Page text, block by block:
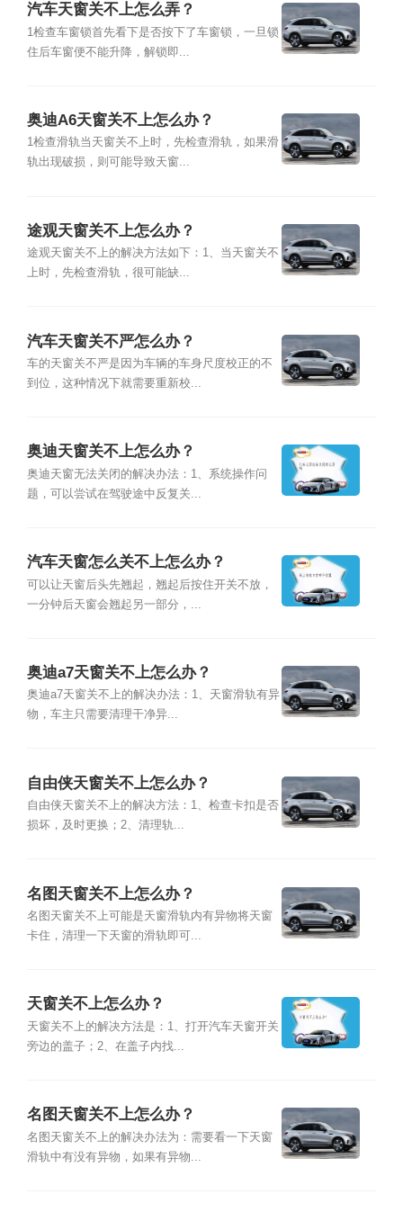
汽车天窗关不上怎么弄？
1检查车窗锁首先看下是否按下了车窗锁，一旦锁
住后车窗便不能升降，解锁即...
奥迪A6天窗关不上怎么办？
1检查滑轨当天窗关不上时，先检查滑轨，如果滑
轨出现破损，则可能导致天窗...
途观天窗关不上怎么办？
途观天窗关不上的解决方法如下：1、当天窗关不
上时，先检查滑轨，很可能缺...
汽车天窗关不严怎么办？
车的天窗关不严是因为车辆的车身尺度校正的不
到位，这种情况下就需要重新校...
奥迪天窗关不上怎么办？
奥迪天窗无法关闭的解决办法：1、系统操作问
题，可以尝试在驾驶途中反复关...
汽车天窗怎么关不上怎么办？
可以让天窗后头先翘起，翘起后按住开关不放，
一分钟后天窗会翘起另一部分，...
奥迪a7天窗关不上怎么办？
奥迪a7天窗关不上的解决办法：1、天窗滑轨有异
物，车主只需要清理干净异...
自由侠天窗关不上怎么办？
自由侠天窗关不上的解决方法：1、检查卡扣是否
损坏，及时更换；2、清理轨...
名图天窗关不上怎么办？
名图天窗关不上可能是天窗滑轨内有异物将天窗
卡住，清理一下天窗的滑轨即可...
天窗关不上怎么办？
天窗关不上的解决方法是：1、打开汽车天窗开关
旁边的盖子；2、在盖子内找...
名图天窗关不上怎么办？
名图天窗关不上的解决办法为：需要看一下天窗
滑轨中有没有异物，如果有异物...